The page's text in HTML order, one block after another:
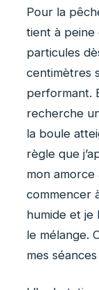
Pour la
tient à peine
particules
centimètres
performant.
recherche
la boule
règle que
mon amorce
commencer
humide et je
le mélange.
mes